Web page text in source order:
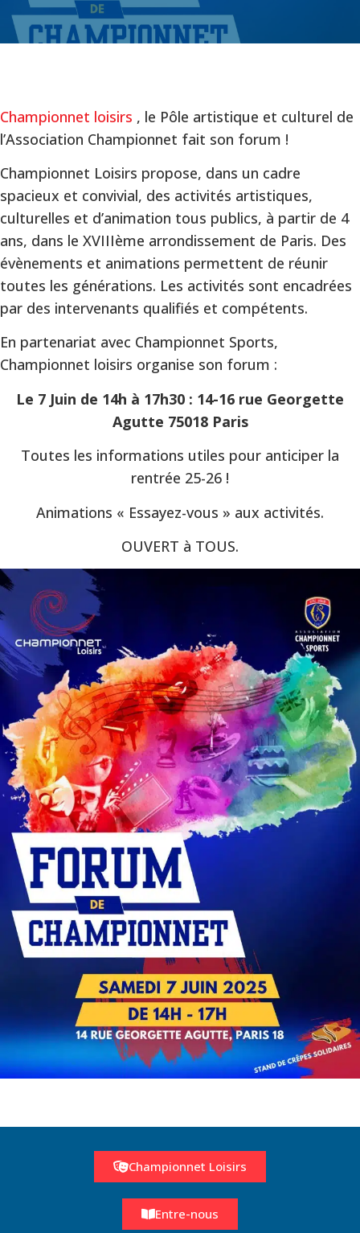
Championnet loisirs , le Pôle artistique et culturel de
l’Association Championnet fait son forum !
Championnet Loisirs propose, dans un cadre
spacieux et convivial, des activités artistiques,
culturelles et d’animation tous publics, à partir de 4
ans, dans le XVIIIème arrondissement de Paris. Des
évènements et animations permettent de réunir
toutes les générations. Les activités sont encadrées
par des intervenants qualifiés et compétents.
En partenariat avec Championnet Sports,
Championnet loisirs organise son forum :
Le 7 Juin de 14h à 17h30 : 14-16 rue Georgette
Agutte 75018 Paris
Toutes les informations utiles pour anticiper la
rentrée 25-26 !
Animations « Essayez-vous » aux activités.
OUVERT à TOUS.
Championnet Loisirs
Entre-nous